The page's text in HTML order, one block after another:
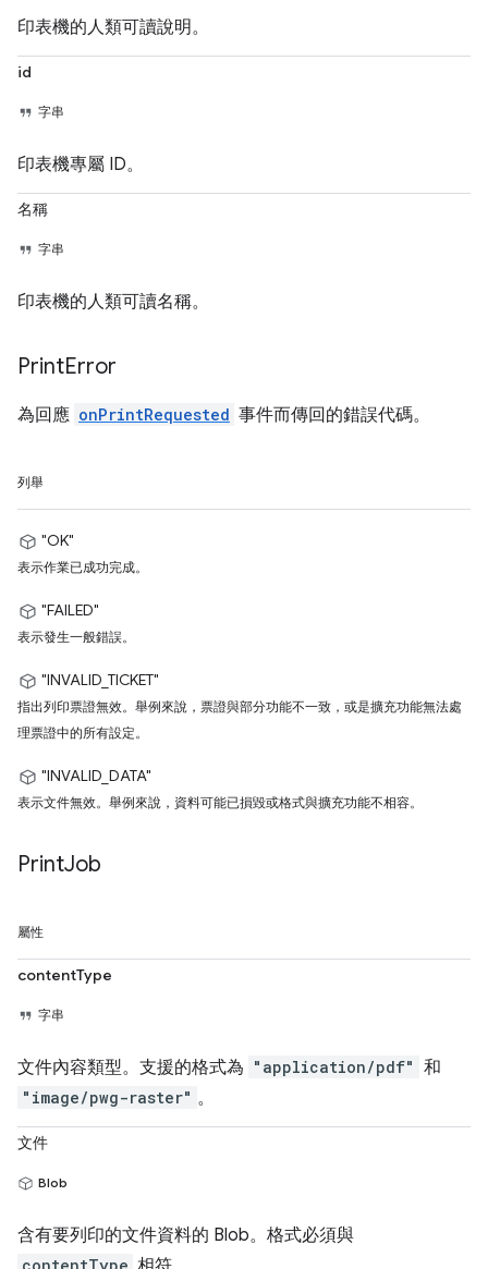
印表機的人類可讀說明。
id
字串
印表機專屬 ID。
名稱
字串
印表機的人類可讀名稱。
PrintError
為回應 onPrintRequested 事件而傳回的錯誤代碼。
列舉
"OK"
表示作業已成功完成。
"FAILED"
表示發生一般錯誤。
"INVALID_TICKET"
指出列印票證無效。舉例來說，票證與部分功能不一致，或是擴充功能無法處
理票證中的所有設定。
"INVALID_DATA"
表示文件無效。舉例來說，資料可能已損毀或格式與擴充功能不相容。
PrintJob
屬性
contentType
字串
文件內容類型。支援的格式為 "application/pdf" 和
"image/pwg-raster" 。
文件
Blob
含有要列印的文件資料的 Blob。格式必須與